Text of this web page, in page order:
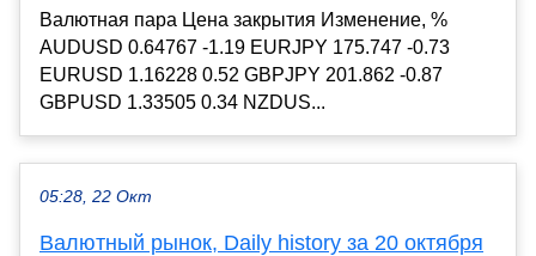
Валютная пара Цена закрытия Изменение, %
AUDUSD 0.64767 -1.19 EURJPY 175.747 -0.73
EURUSD 1.16228 0.52 GBPJPY 201.862 -0.87
GBPUSD 1.33505 0.34 NZDUS...
05:28, 22 Окт
Валютный рынок, Daily history за 20 октября